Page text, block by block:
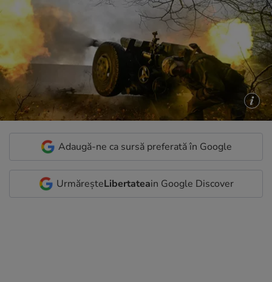
Adaugă-ne ca sursă preferată în Google
UrmăreșteLibertateain Google Discover